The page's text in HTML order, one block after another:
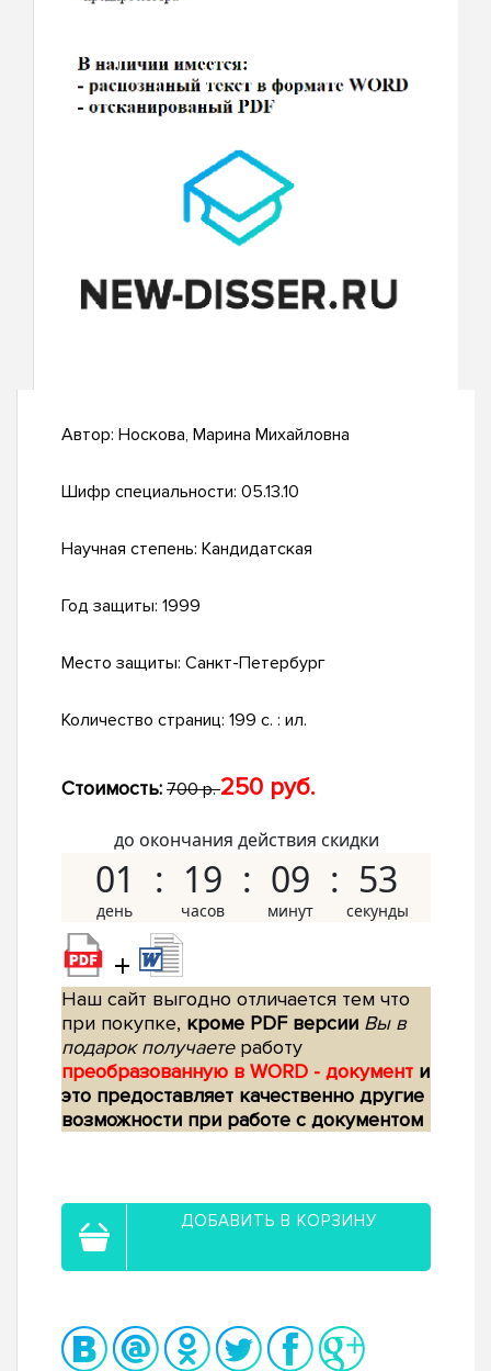
Автор: Носкова, Марина Михайловна
Шифр специальности: 05.13.10
Научная степень: Кандидатская
Год защиты: 1999
Место защиты: Санкт-Петербург
Количество страниц: 199 с. : ил.
Стоимость: 700 р.250 руб.
до окончания действия скидки
01 19 09 52
+
Наш сайт выгодно отличается тем что
при покупке, кроме PDF версии Вы в
подарок получаетеработу
преобразованную в WORD - документ и
это предоставляет качественно другие
возможности при работе с документом
ДОБАВИТЬ В КОРЗИНУ